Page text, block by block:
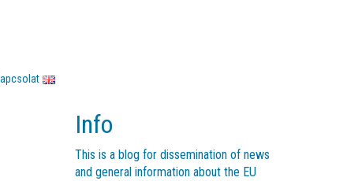
Info
This is a blog for dissemination of news
and general information about the EU